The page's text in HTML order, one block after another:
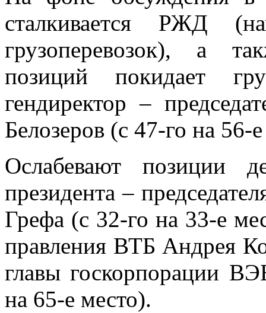
сталкивается РЖД
грузоперевозок), а
позиций покидает
гендиректор –
Белозеров (с 47-го на 56-
Ослабевают позиции
президента –
Грефа (с 32-го на 33-е
правления ВТБ Андрея
главы госкорпорации
на 65-е место).